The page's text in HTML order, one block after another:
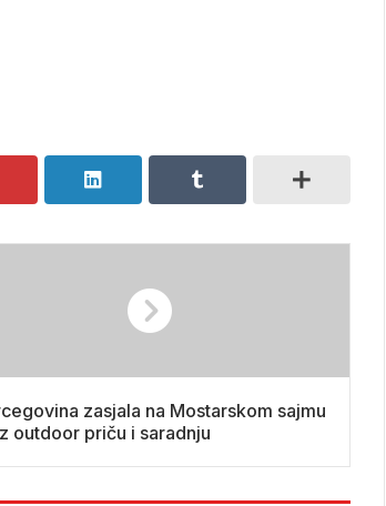
zasjala na Mostarskom sajmu
outdoor priču i saradnju